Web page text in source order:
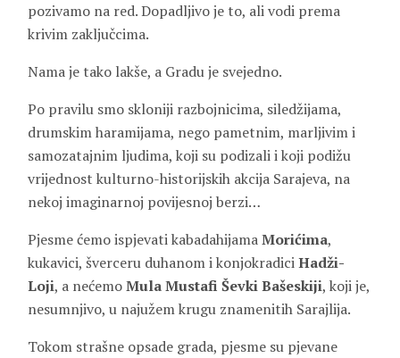
pozivamo na red. Dopadljivo je to, ali vodi prema
krivim zaključcima.
Nama je tako lakše, a Gradu je svejedno.
Po pravilu smo skloniji razbojnicima, siledžijama,
drumskim haramijama, nego pametnim, marljivim i
samozatajnim ljudima, koji su podizali i koji podižu
vrijednost kulturno-historijskih akcija Sarajeva, na
nekoj imaginarnoj povijesnoj berzi…
Pjesme ćemo ispjevati kabadahijamaMorićima,
kukavici, šverceru duhanom i konjokradiciHadži-
Loji, a nećemoMula Mustafi Ševki Bašeskiji, koji je,
nesumnjivo, u najužem krugu znamenitih Sarajlija.
Tokom strašne opsade grada, pjesme su pjevane